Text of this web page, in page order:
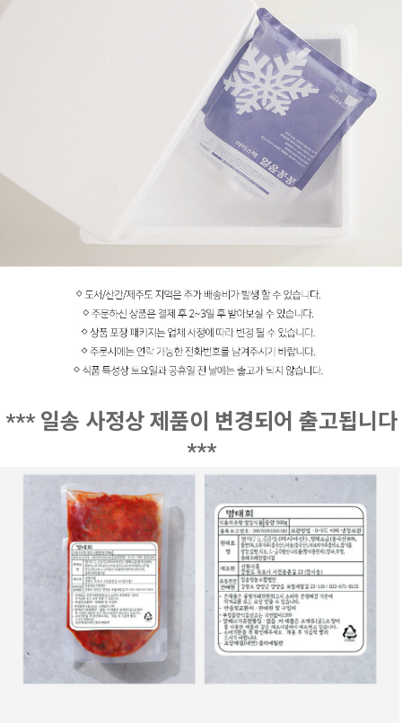
*** 일송 사정상 제품이 변경되어 출고됩니다
***